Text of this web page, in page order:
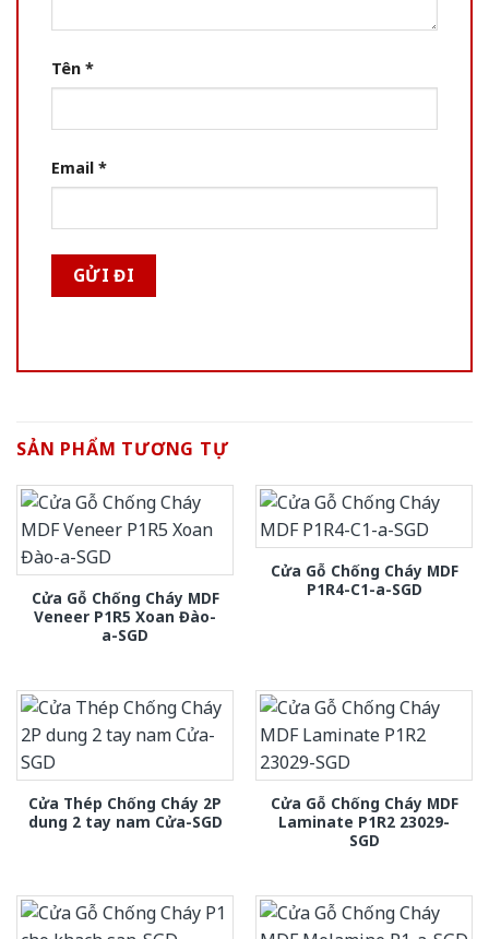
Tên *
Email *
SẢN PHẨM TƯƠNG TỰ
Cửa Gỗ Chống Cháy MDF
Veneer P1R5 Xoan Đào-
a-SGD
Cửa Gỗ Chống Cháy MDF
P1R4-C1-a-SGD
Cửa Thép Chống Cháy 2P
dung 2 tay nam Cửa-SGD
Cửa Gỗ Chống Cháy MDF
Laminate P1R2 23029-
SGD